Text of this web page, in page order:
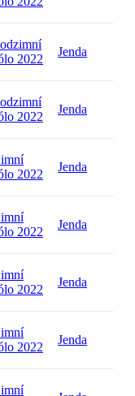
2022
Jenda
2022
Jenda
2022
Jenda
2022
Jenda
2022
Jenda
2022
Jenda